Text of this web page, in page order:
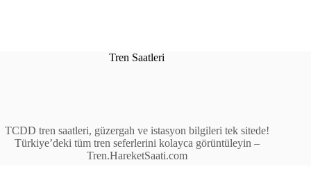
Tren Saatleri
TCDD tren saatleri, güzergah ve istasyon bilgileri tek sitede!
Türkiye’deki tüm tren seferlerini kolayca görüntüleyin –
Tren.HareketSaati.com